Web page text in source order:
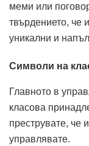
меми или
твърдението, че
уникални и
Символи на
Главното в
класова
преструвате, че
управлявате.